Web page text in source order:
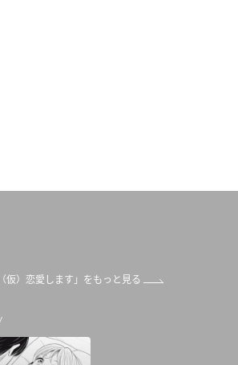
仮）恋愛します」をもっと見る